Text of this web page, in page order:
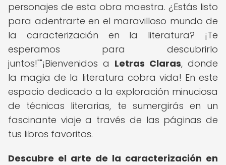
personajes de esta obra maestra. ¿Estás listo
para adentrarte en el maravilloso mundo de
la caracterización en la literatura? ¡Te
esperamos para descubrirlo
juntos!""¡Bienvenidos a Letras Claras, donde
la magia de la literatura cobra vida! En este
espacio dedicado a la exploración minuciosa
de técnicas literarias, te sumergirás en un
fascinante viaje a través de las páginas de
tus libros favoritos.
Descubre el arte de la caracterización en